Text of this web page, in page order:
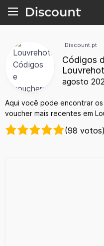
Discount.pt
Códigos
agosto
Aqui você pode encontrar
voucher mais recentes em
(98 votos)